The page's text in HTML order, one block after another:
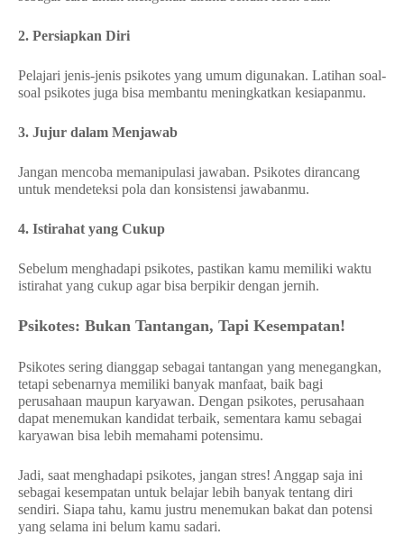
2. Persiapkan Diri
Pelajari jenis-jenis psikotes yang umum digunakan. Latihan soal-
soal psikotes juga bisa membantu meningkatkan kesiapanmu.
3. Jujur dalam Menjawab
Jangan mencoba memanipulasi jawaban. Psikotes dirancang
untuk mendeteksi pola dan konsistensi jawabanmu.
4. Istirahat yang Cukup
Sebelum menghadapi psikotes, pastikan kamu memiliki waktu
istirahat yang cukup agar bisa berpikir dengan jernih.
Psikotes: Bukan Tantangan, Tapi Kesempatan!
Psikotes sering dianggap sebagai tantangan yang menegangkan,
tetapi sebenarnya memiliki banyak manfaat, baik bagi
perusahaan maupun karyawan. Dengan psikotes, perusahaan
dapat menemukan kandidat terbaik, sementara kamu sebagai
karyawan bisa lebih memahami potensimu.
Jadi, saat menghadapi psikotes, jangan stres! Anggap saja ini
sebagai kesempatan untuk belajar lebih banyak tentang diri
sendiri. Siapa tahu, kamu justru menemukan bakat dan potensi
yang selama ini belum kamu sadari.